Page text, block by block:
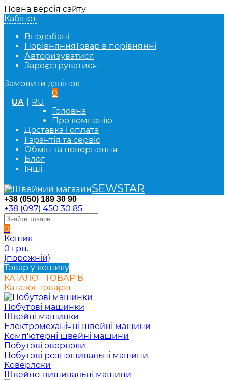
Повна версія сайту
Кабінет
Вподобані
ПорівнянняТовар в порівнянні
Авторизуватися
Зареєструватися
Замовити дзвінок
UA RU
0
Головна
Про компанію
Доставка і оплата
Гарантія та сервіс
Обмін та повернення
Блог
Інші
SEWSTAR
+38 (050) 189 30 90
+38 (097) 450 30 85
0
Кошик
0 грн.
(порожній)
Товар у кошику
КАТАЛОГ ТОВАРІВ
Каталог товарів
Побутові машинки
Швейні машинки
Електромеханічні швейні машини
Комп'ютерні швейні машини
Побутові оверлоки
Побутові розпошивальні машини
Коверлоки
Швейно-вишивальні машини